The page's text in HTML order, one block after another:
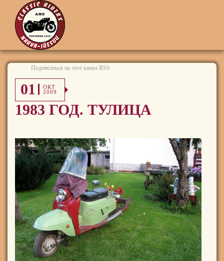
Подписаться на этот канал RSS
01
ОКТ
2009
1983 ГОД. ТУЛИЦА